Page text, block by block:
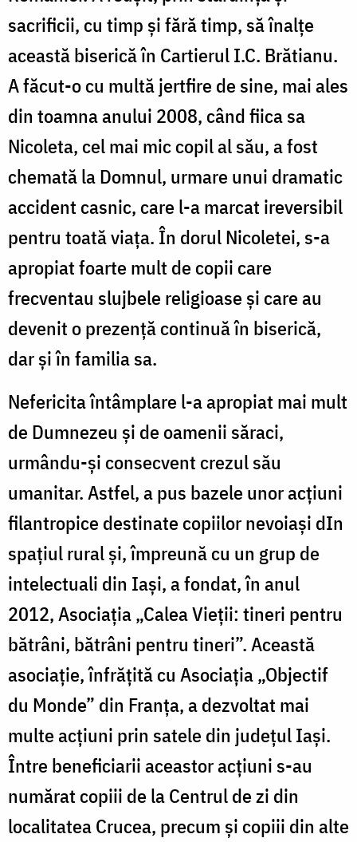
sacrificii, cu timp și fără timp, să înalțe
această biserică în Cartierul I.C. Brătianu.
A făcut-o cu multă jertfire de sine, mai ales
din toamna anului 2008, când fiica sa
Nicoleta, cel mai mic copil al său, a fost
chemată la Domnul, urmare unui dramatic
accident casnic, care l-a marcat ireversibil
pentru toată viața. În dorul Nicoletei, s-a
apropiat foarte mult de copii care
frecventau slujbele religioase și care au
devenit o prezență continuă în biserică,
dar și în familia sa.
Nefericita întâmplare l-a apropiat mai mult
de Dumnezeu și de oamenii săraci,
urmându-și consecvent crezul său
umanitar. Astfel, a pus bazele unor acțiuni
filantropice destinate copiilor nevoiași dIn
spațiul rural și, împreună cu un grup de
intelectuali din Iași, a fondat, în anul
2012, Asociația „Calea Vieții: tineri pentru
bătrâni, bătrâni pentru tineri”. Această
asociație, înfrățită cu Asociația „Objectif
du Monde” din Franța, a dezvoltat mai
multe acțiuni prin satele din județul Iași.
Între beneficiarii aceastor acțiuni s-au
numărat copiii de la Centrul de zi din
localitatea Crucea, precum și copiii din alte